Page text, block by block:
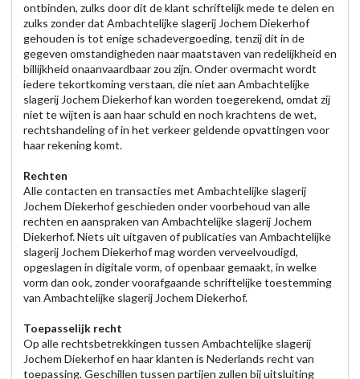
ontbinden, zulks door dit de klant schriftelijk mede te delen en
zulks zonder dat Ambachtelijke slagerij Jochem Diekerhof
gehouden is tot enige schadevergoeding, tenzij dit in de
gegeven omstandigheden naar maatstaven van redelijkheid en
billijkheid onaanvaardbaar zou zijn. Onder overmacht wordt
iedere tekortkoming verstaan, die niet aan Ambachtelijke
slagerij Jochem Diekerhof kan worden toegerekend, omdat zij
niet te wijten is aan haar schuld en noch krachtens de wet,
rechtshandeling of in het verkeer geldende opvattingen voor
haar rekening komt.
Rechten
Alle contacten en transacties met Ambachtelijke slagerij
Jochem Diekerhof geschieden onder voorbehoud van alle
rechten en aanspraken van Ambachtelijke slagerij Jochem
Diekerhof. Niets uit uitgaven of publicaties van Ambachtelijke
slagerij Jochem Diekerhof mag worden verveelvoudigd,
opgeslagen in digitale vorm, of openbaar gemaakt, in welke
vorm dan ook, zonder voorafgaande schriftelijke toestemming
van Ambachtelijke slagerij Jochem Diekerhof.
Toepasselijk recht
Op alle rechtsbetrekkingen tussen Ambachtelijke slagerij
Jochem Diekerhof en haar klanten is Nederlands recht van
toepassing. Geschillen tussen partijen zullen bij uitsluiting